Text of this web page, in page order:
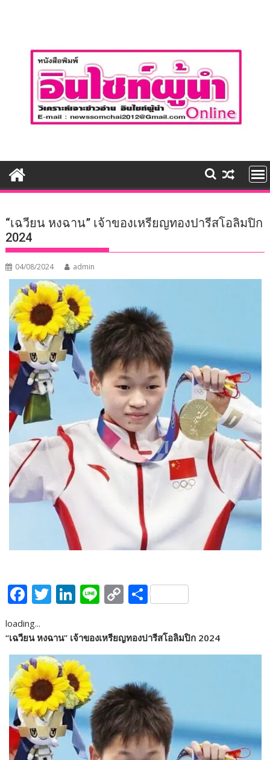
“เฉวียน หงฉาน” เจ้าของเหรียญทองปารีสโอลิมปิก
2024
04/08/2024 admin
F
e
b
o
o
k
T
itt
er
Li
k
e
dI
n
Li
e
C
p
y
n
k
S
ar
e
loading...
“เฉวียน หงฉาน” เจ้าของเหรียญทองปารีสโอลิมปิก 2024